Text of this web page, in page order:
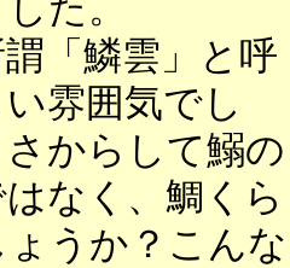
「鱗雲」と呼
雰囲気でし
からして鰯の
なく、鯛くら
うか？こんな